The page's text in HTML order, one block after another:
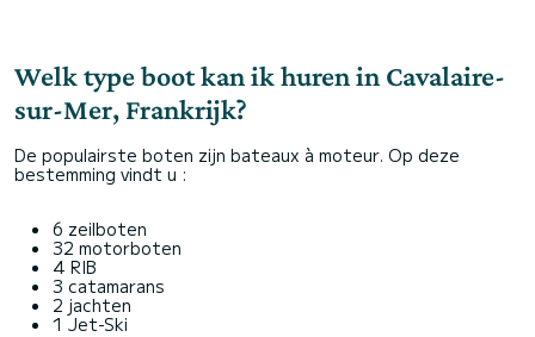
Welk type boot kan ik huren in Cavalaire-
sur-Mer, Frankrijk?
De populairste boten zijn bateaux à moteur. Op deze
bestemming vindt u :
6 zeilboten
32 motorboten
4 RIB
3 catamarans
2 jachten
1 Jet-Ski